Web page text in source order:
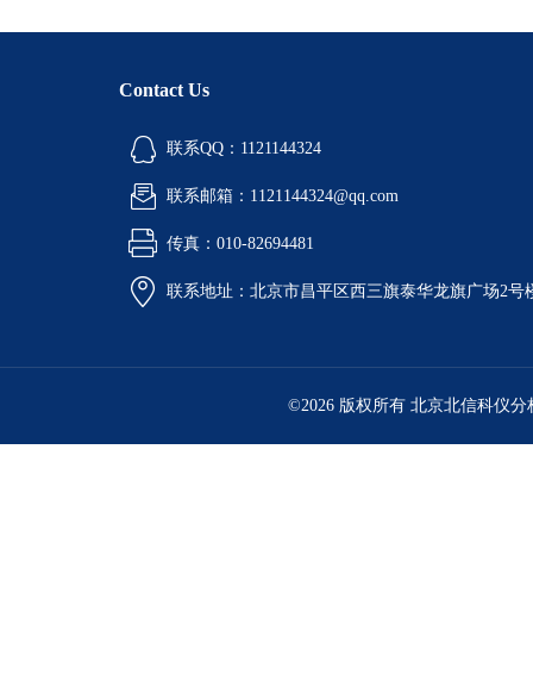
Contact Us
联系QQ：1121144324
联系邮箱：1121144324@qq.com
传真：010-82694481
联系地址：北京市昌平区西三旗泰华龙旗广场2号
©2026 版权所有 北京北信科仪